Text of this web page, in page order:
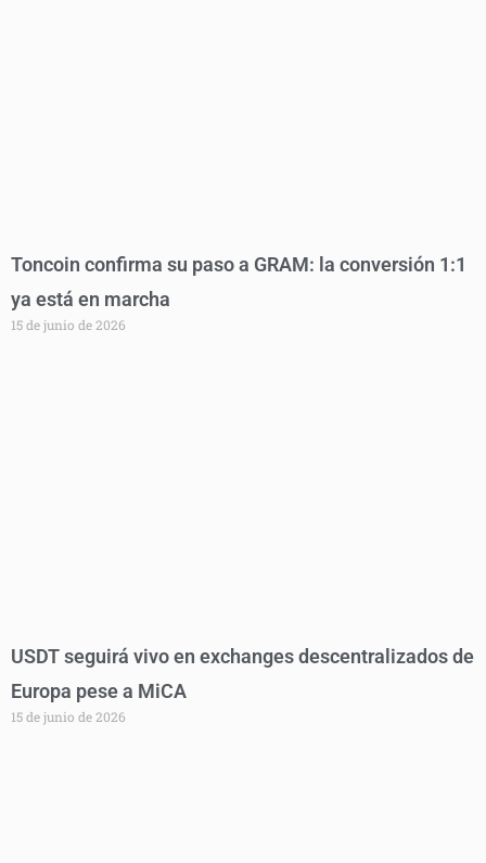
Toncoin confirma su paso a GRAM: la conversión 1:1
ya está en marcha
15 de junio de 2026
USDT seguirá vivo en exchanges descentralizados de
Europa pese a MiCA
15 de junio de 2026